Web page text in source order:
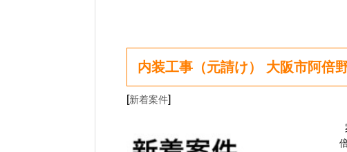
内装工事（元請け） 大阪市阿倍
[新着案件]